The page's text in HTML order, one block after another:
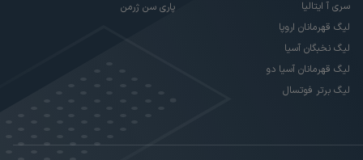
سری آ ایتالیا
لیگ قهرمانان اروپا
لیگ نخبگان آسیا
لیگ قهرمانان آسیا دو
لیگ برتر فوتسال
پاری سن ژرمن